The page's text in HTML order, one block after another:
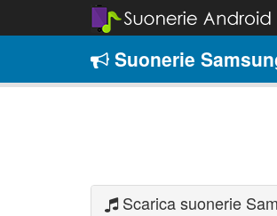
Suonerie
Scarica suonerie